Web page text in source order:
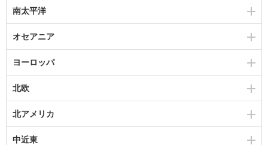
南太平洋
オセアニア
ヨーロッパ
北欧
北アメリカ
中近東